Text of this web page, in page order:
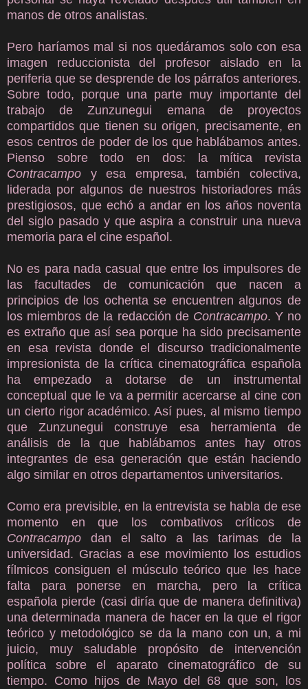
manos de otros analistas.
Pero haríamos mal si nos quedáramos solo con esa
imagen reduccionista del profesor aislado en la
periferia que se desprende de los párrafos anteriores.
Sobre todo, porque una parte muy importante del
trabajo de Zunzunegui emana de proyectos
compartidos que tienen su origen, precisamente, en
esos centros de poder de los que hablábamos antes.
Pienso sobre todo en dos: la mítica revista
Contracampo y esa empresa, también colectiva,
liderada por algunos de nuestros historiadores más
prestigiosos, que echó a andar en los años noventa
del siglo pasado y que aspira a construir una nueva
memoria para el cine español.
No es para nada casual que entre los impulsores de
las facultades de comunicación que nacen a
principios de los ochenta se encuentren algunos de
los miembros de la redacción de Contracampo. Y no
es extraño que así sea porque ha sido precisamente
en esa revista donde el discurso tradicionalmente
impresionista de la crítica cinematográfica española
ha empezado a dotarse de un instrumental
conceptual que le va a permitir acercarse al cine con
un cierto rigor académico. Así pues, al mismo tiempo
que Zunzunegui construye esa herramienta de
análisis de la que hablábamos antes hay otros
integrantes de esa generación que están haciendo
algo similar en otros departamentos universitarios.
Como era previsible, en la entrevista se habla de ese
momento en que los combativos críticos de
Contracampo dan el salto a las tarimas de la
universidad. Gracias a ese movimiento los estudios
fílmicos consiguen el músculo teórico que les hace
falta para ponerse en marcha, pero la crítica
española pierde (casi diría que de manera definitiva)
una determinada manera de hacer en la que el rigor
teórico y metodológico se da la mano con un, a mi
juicio, muy saludable propósito de intervención
política sobre el aparato cinematográfico de su
tiempo. Como hijos de Mayo del 68 que son, los